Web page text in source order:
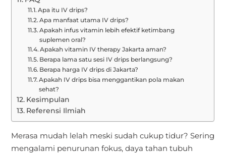
Apa itu IV drips?
Apa manfaat utama IV drips?
Apakah infus vitamin lebih efektif ketimbang
suplemen oral?
Apakah vitamin IV therapy Jakarta aman?
Berapa lama satu sesi IV drips berlangsung?
Berapa harga IV drips di Jakarta?
Apakah IV drips bisa menggantikan pola makan
sehat?
Kesimpulan
Referensi Ilmiah
Merasa mudah lelah meski sudah cukup tidur? Sering
mengalami penurunan fokus, daya tahan tubuh